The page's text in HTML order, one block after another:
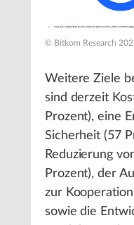
© Bitkom Research
Weitere Ziele
sind derzeit
Prozent), eine
Sicherheit (57
Reduzierung
Prozent), der
zur
sowie die